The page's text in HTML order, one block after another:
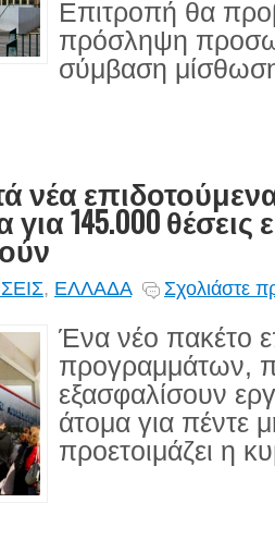
Επιτροπή θα
πρόσληψη
σύμβαση
νέα
145.000 θέσεις
, ΕΛΛΑΔΑ Σχολιάστε
Ένα νέο πακέτο
προγραμμάτων,
εξασφαλίσουν
άτομα για πέντε
προετοιμάζει η